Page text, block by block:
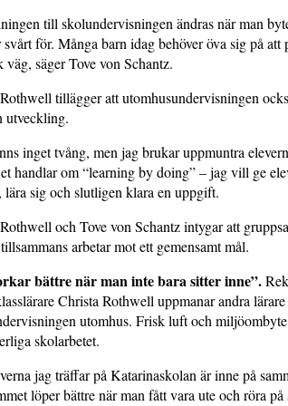
till skolundervisningen ändras när man
för. Många barn idag behöver öva sig på
väg, säger Tove von Schantz.
tillägger att utomhusundervisningen
utveckling.
inget tvång, men jag brukar uppmuntra
handlar om “learning by doing” – jag vill ge
lära sig och slutligen klara en uppgift.
och Tove von Schantz intygar att
arbetar mot ett gemensamt mål.
bättre när man inte bara sitter inne”.
Christa Rothwell uppmanar andra
utomhus. Frisk luft och
skolarbetet.
jag träffar på Katarinaskolan är inne på
löper bättre när man fått vara ute och röra på